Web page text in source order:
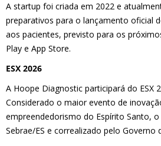
A startup foi criada em 2022 e
preparativos para o lançamento oficial
aos pacientes, previsto para os
Play e App Store.
ESX 2026
A Hoope Diagnostic participará do ESX
Considerado o maior evento de
empreendedorismo do Espírito Santo,
Sebrae/ES e correalizado pelo Governo